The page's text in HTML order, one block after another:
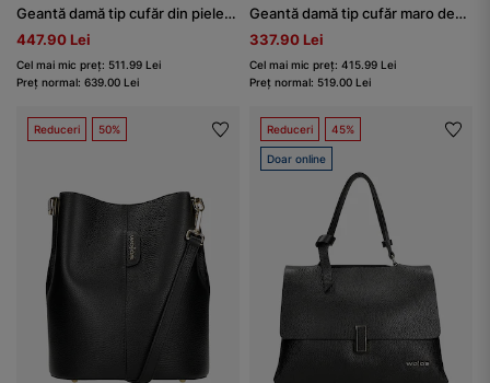
Geantă damă tip cufăr din piele, maro ciocolatiu
447.90 Lei
Cel mai mic preț: 511.99 Lei
Preț normal: 639.00 Lei
Geantă damă tip cufăr maro deschis
337.90 Lei
Cel mai mic preț: 415.99 Lei
Preț normal: 519.00 Lei
Reduceri 50% Reduceri 45%
Doar online